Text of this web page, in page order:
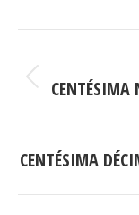
CENTÉSIMA
CENTÉSIMA